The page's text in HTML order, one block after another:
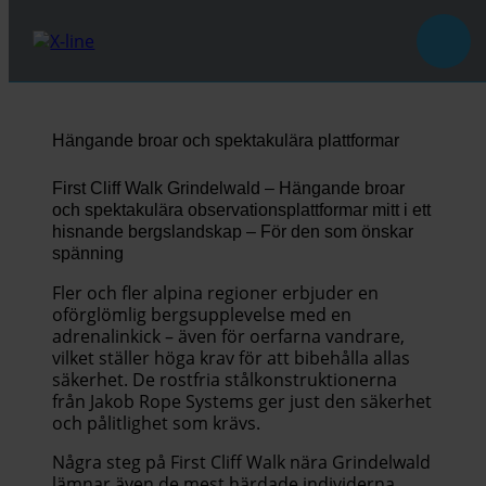
Hängande broar och spektakulära plattformar
First Cliff Walk Grindelwald – Hängande broar
och spektakulära observationsplattformar mitt i ett
hisnande bergslandskap – För den som önskar
spänning
Fler och fler alpina regioner erbjuder en
oförglömlig bergsupplevelse med en
adrenalinkick – även för oerfarna vandrare,
vilket ställer höga krav för att bibehålla allas
säkerhet. De rostfria stålkonstruktionerna
från Jakob Rope Systems ger just den säkerhet
och pålitlighet som krävs.
Några steg på First Cliff Walk nära Grindelwald